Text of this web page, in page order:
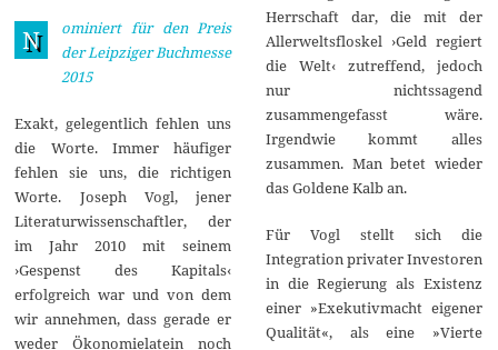
0
1
5
N
ominiert für den Preis
der Leipziger Buchmesse
2015
Exakt, gelegentlich fehlen uns
die Worte. Immer häufiger
fehlen sie uns, die richtigen
Worte. Joseph Vogl, jener
Literaturwissenschaftler, der
im Jahr 2010 mit seinem
›Gespenst des Kapitals‹
erfolgreich war und von dem
wir annehmen, dass gerade er
weder Ökonomielatein noch
Herrschaft dar, die mit der
Allerweltsfloskel ›Geld regiert
die Welt‹ zutreffend, jedoch
nur nichtssagend
zusammengefasst wäre.
Irgendwie kommt alles
zusammen. Man betet wieder
das Goldene Kalb an.
Für Vogl stellt sich die
Integration privater Investoren
in die Regierung als Existenz
einer »Exekutivmacht eigener
Qualität«, als eine »Vierte